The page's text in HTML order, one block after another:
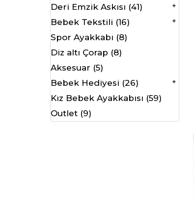
Deri Emzik Askısı (41) +
Bebek Tekstili (16) +
Spor Ayakkabı (8)
Diz altı Çorap (8)
Aksesuar (5)
Bebek Hediyesi (26)
+
Kız Bebek Ayakkabısı (59)
Outlet (9)